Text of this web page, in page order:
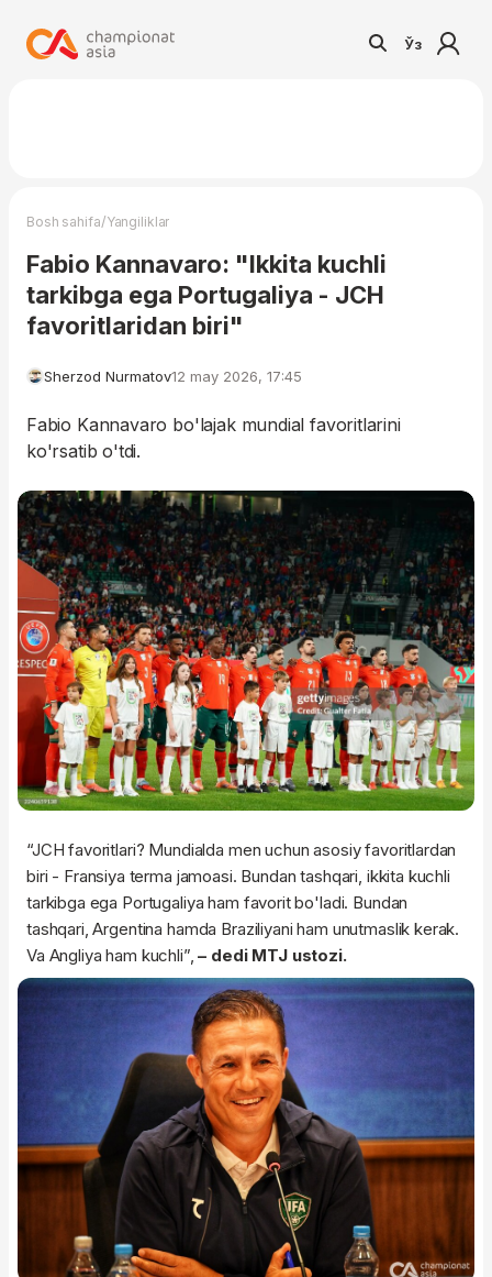
Ўз
Bosh sahifa/Yangiliklar
Fabio Kannavaro: "Ikkita kuchli
tarkibga ega Portugaliya - JCH
favoritlaridan biri"
Sherzod Nurmatov12 may 2026, 17:45
Fabio Kannavaro bo'lajak mundial favoritlarini
ko'rsatib o'tdi.
“JCH favoritlari? Mundialda men uchun asosiy favoritlardan
biri - Fransiya terma jamoasi. Bundan tashqari, ikkita kuchli
tarkibga ega Portugaliya ham favorit bo'ladi. Bundan
tashqari, Argentina hamda Braziliyani ham unutmaslik kerak.
Va Angliya ham kuchli”,– dedi MTJ ustozi.